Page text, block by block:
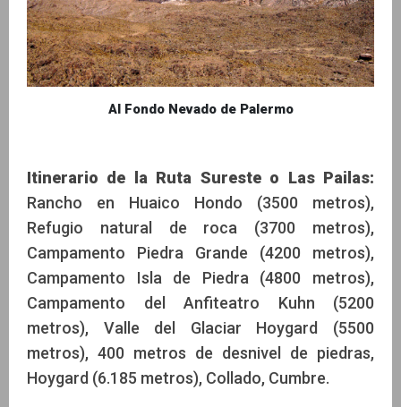
Al Fondo Nevado de Palermo
Itinerario de la Ruta Sureste o Las Pailas:
Rancho en Huaico Hondo (3500 metros),
Refugio natural de roca (3700 metros),
Campamento Piedra Grande (4200 metros),
Campamento Isla de Piedra (4800 metros),
Campamento del Anfiteatro Kuhn (5200
metros), Valle del Glaciar Hoygard (5500
metros), 400 metros de desnivel de piedras,
Hoygard (6.185 metros), Collado, Cumbre.